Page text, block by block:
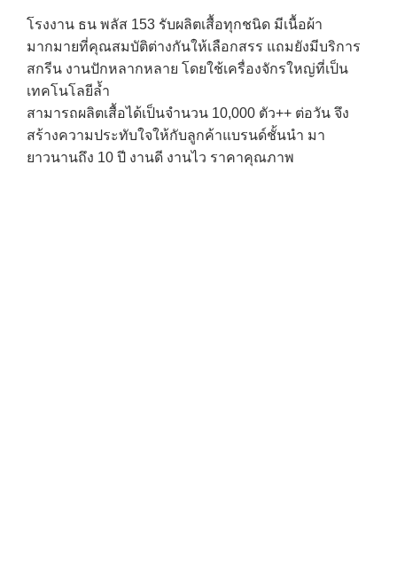
โรงงาน ธน พลัส 153 รับผลิตเสื้อทุกชนิด มีเนื้อผ้า
มากมายที่คุณสมบัติต่างกันให้เลือกสรร แถมยังมีบริการ
สกรีน งานปักหลากหลาย โดยใช้เครื่องจักรใหญ่ที่เป็น
เทคโนโลยีล้ำ
สามารถผลิตเสื้อได้เป็นจำนวน 10,000 ตัว++ ต่อวัน จึง
สร้างความประทับใจให้กับลูกค้าแบรนด์ชั้นนำ มา
ยาวนานถึง 10 ปี งานดี งานไว ราคาคุณภาพ